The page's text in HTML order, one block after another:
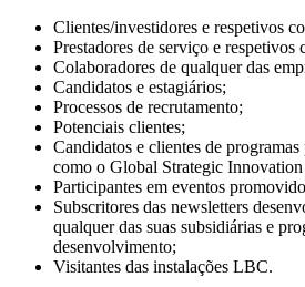
Clientes/investidores e respetivos
Prestadores de serviço e respetivos
Colaboradores de qualquer das
Candidatos e estagiários;
Processos de recrutamento;
Potenciais clientes;
Candidatos e clientes de
como o Global Strategic
Participantes em eventos
Subscritores das newsletters
qualquer das suas subsidiárias e
desenvolvimento;
Visitantes das instalações LBC.